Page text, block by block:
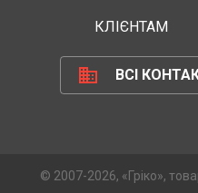
КЛІЄНТАМ
business ВСІ
© 2007-2026, «Гріко»,